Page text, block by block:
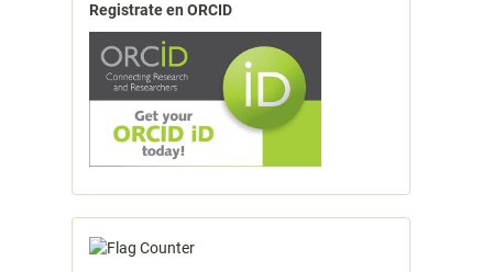
Registrate en ORCID